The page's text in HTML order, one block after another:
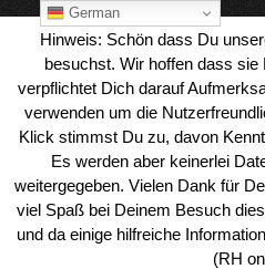
content
Hinweis: Schön dass Du
besuchst. Wir hoffen dass
verpflichtet Dich darauf
verwenden um die
Klick stimmst Du zu, davon
Es werden aber keinerlei
weitergegeben. Vielen Dank für
viel Spaß bei Deinem Besuch
und da einige hilfreiche
(RH
German